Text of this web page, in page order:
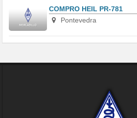
COMPRO HEIL PR-781
Pontevedra